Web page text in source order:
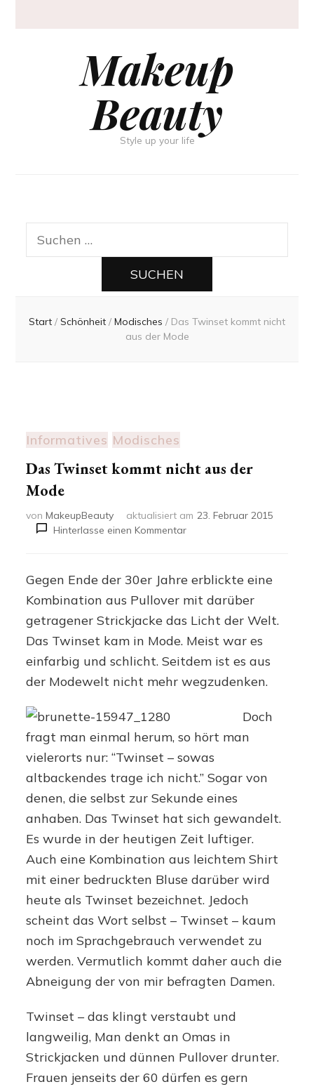
Makeup
Beauty
Style up your life
Suchen
nach:
Start / Schönheit / Modisches / Das Twinset kommt nicht
aus der Mode
Informatives Modisches
Das Twinset kommt nicht aus der
Mode
vonMakeupBeauty aktualisiert am 23. Februar 2015
Hinterlasse einen Kommentarzu
kommt
nicht
aus
der
Gegen Ende der 30er Jahre erblickte eine
Kombination aus Pullover mit darüber
getragener Strickjacke das Licht der Welt.
Das Twinset kam in Mode. Meist war es
einfarbig und schlicht. Seitdem ist es aus
der Modewelt nicht mehr wegzudenken.
Doch
fragt man einmal herum, so hört man
vielerorts nur: “Twinset – sowas
altbackendes trage ich nicht.” Sogar von
denen, die selbst zur Sekunde eines
anhaben. Das Twinset hat sich gewandelt.
Es wurde in der heutigen Zeit luftiger.
Auch eine Kombination aus leichtem Shirt
mit einer bedruckten Bluse darüber wird
heute als Twinset bezeichnet. Jedoch
scheint das Wort selbst – Twinset – kaum
noch im Sprachgebrauch verwendet zu
werden. Vermutlich kommt daher auch die
Abneigung der von mir befragten Damen.
Twinset – das klingt verstaubt und
langweilig, Man denkt an Omas in
Strickjacken und dünnen Pullover drunter.
Frauen jenseits der 60 dürfen es gern